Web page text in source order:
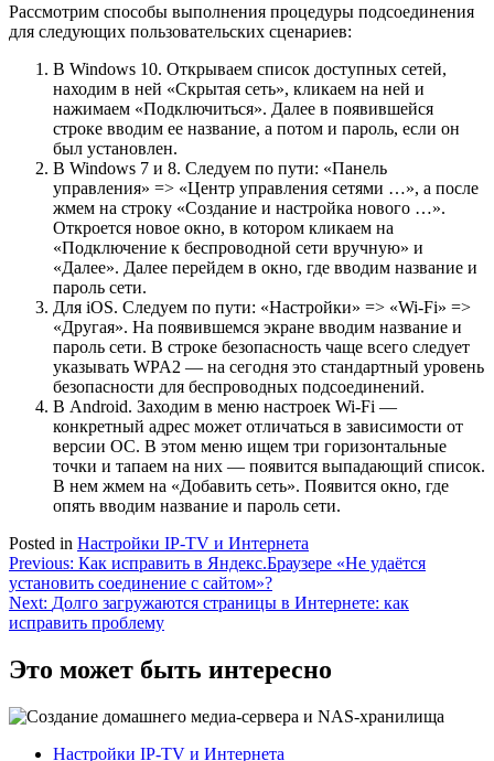
Рассмотрим способы выполнения процедуры подсоединения
для следующих пользовательских сценариев:
В Windows 10. Открываем список доступных сетей,
находим в ней «Скрытая сеть», кликаем на ней и
нажимаем «Подключиться». Далее в появившейся
строке вводим ее название, а потом и пароль, если он
был установлен.
В Windows 7 и 8. Следуем по пути: «Панель
управления» => «Центр управления сетями …», а после
жмем на строку «Создание и настройка нового …».
Откроется новое окно, в котором кликаем на
«Подключение к беспроводной сети вручную» и
«Далее». Далее перейдем в окно, где вводим название и
пароль сети.
Для iOS. Следуем по пути: «Настройки» => «Wi-Fi» =>
«Другая». На появившемся экране вводим название и
пароль сети. В строке безопасность чаще всего следует
указывать WPA2 — на сегодня это стандартный уровень
безопасности для беспроводных подсоединений.
В Android. Заходим в меню настроек Wi-Fi —
конкретный адрес может отличаться в зависимости от
версии ОС. В этом меню ищем три горизонтальные
точки и тапаем на них — появится выпадающий список.
В нем жмем на «Добавить сеть». Появится окно, где
опять вводим название и пароль сети.
Posted in Настройки IP-TV и Интернета
Навигация
по
записям
Previous: Как исправить в Яндекс.Браузере «Не удаётся
установить соединение с сайтом»?
Next: Долго загружаются страницы в Интернете: как
исправить проблему
Это может быть интересно
Настройки IP-TV и Интернета